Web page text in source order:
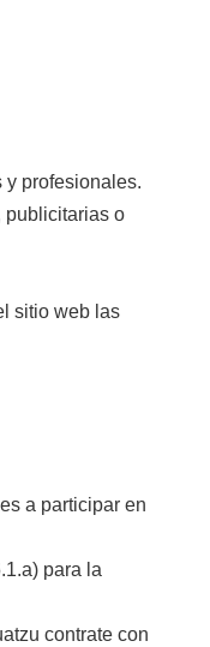
y profesionales.
publicitarias o
sitio web las
a participar en
para la
contrate con